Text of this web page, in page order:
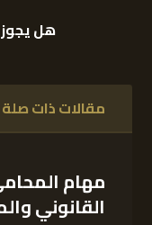
هل يجوز
مقالات ذات صلة
مهام
القانوني